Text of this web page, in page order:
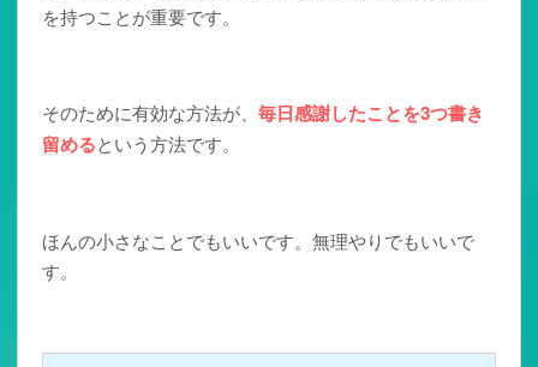
を持つことが重要です。
そのために有効な方法が、 毎日感謝したことを3つ書き
留めるという方法です。
ほんの小さなことでもいいです。無理やりでもいいで
す。